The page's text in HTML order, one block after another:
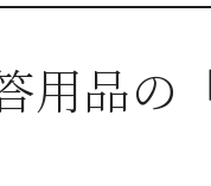
用品の